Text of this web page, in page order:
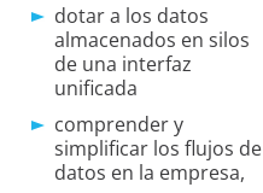
dotar a los datos
almacenados en silos
de una interfaz
unificada
comprender y
simplificar los flujos de
datos en la empresa,